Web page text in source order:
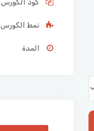
نمط الكورس
المدة